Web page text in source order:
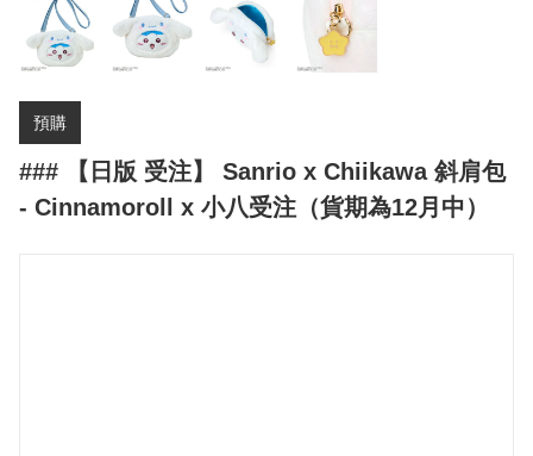
預購
### 【日版 受注】 Sanrio x Chiikawa 斜肩包
- Cinnamoroll x 小八受注（貨期為12月中）